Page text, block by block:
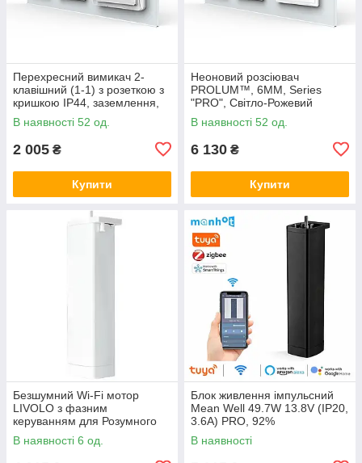
Перехресний вимикач 2-
клавішний (1-1) з розеткою з
кришкою IP44, заземлення,
LIVOLO, білий скло
В наявності 52 од.
2 005 ₴
Купити
Неоновий розсіювач
PROLUM™, 6ММ, Series
"PRO", Світло-Рожевий
В наявності 52 од.
6 130 ₴
Купити
Безшумний Wi-Fi мотор
LIVOLO з фазним
керуванням для Розумного
будинку (VL-SHJ003)
В наявності 6 од.
Блок живлення імпульсний
Mean Well 49.7W 13.8V (IP20,
3.6A) PRO, 92%
В наявності